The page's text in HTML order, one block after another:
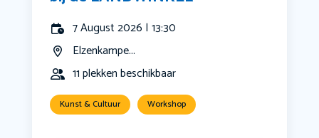
7 August 2026 | 13:30
Elzenkampe...
11 plekken beschikbaar
Kunst & Cultuur Workshop